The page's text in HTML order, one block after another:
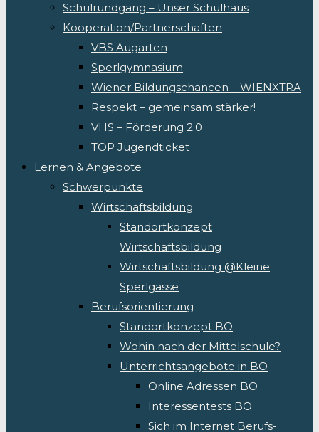
Schulrundgang – Unser Schulhaus
Kooperation/Partnerschaften
VBS Augarten
Sperlgymnasium
Wiener Bildungschancen – WIENXTRA
Respekt – gemeinsam stärker!
VHS – Förderung 2.0
TOP Jugendticket
Lernen & Angebote
Schwerpunkte
Wirtschaftsbildung
Standortkonzept
Wirtschaftsbildung
Wirtschaftsbildung @Kleine
Sperlgasse
Berufsorientierung
Standortkonzept BO
Wohin nach der Mittelschule?
Unterrichtsangebote in BO
Online Adressen BO
Interessentests BO
Sich im Internet Berufs-